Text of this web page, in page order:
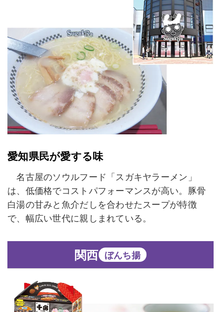
愛知県民が愛する味
名古屋のソウルフード「スガキヤラーメン」
は、低価格でコストパフォーマンスが高い。豚骨
白湯の甘みと魚介だしを合わせたスープが特徴
で、幅広い世代に親しまれている。
関西 ぼんち揚